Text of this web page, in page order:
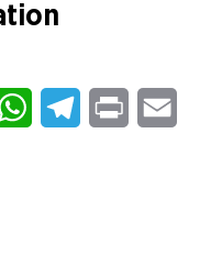
WhatsAppTelegram
Print